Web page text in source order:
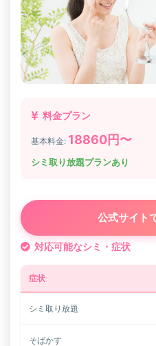
料金プラン
基本料金: 18860円〜
シミ取り放題プランあり
公式サイト
対応可能なシミ・症状
症状
シミ取り放題
そばかす